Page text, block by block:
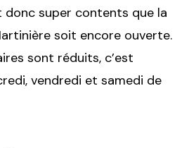
donc super contents que la
soit encore ouverte.
sont réduits, c’est
vendredi et samedi de